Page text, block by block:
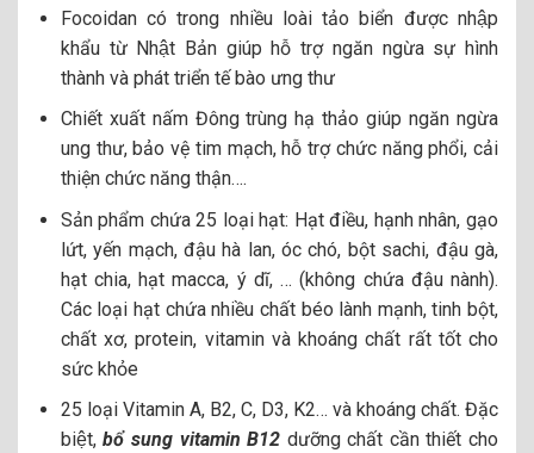
Focoidan có trong nhiều loài tảo biển được nhập
khẩu từ Nhật Bản giúp hỗ trợ ngăn ngừa sự hình
thành và phát triển tế bào ưng thư
Chiết xuất nấm Đông trùng hạ thảo giúp ngăn ngừa
ung thư, bảo vệ tim mạch, hỗ trợ chức năng phổi, cải
thiện chức năng thận….
Sản phẩm chứa 25 loại hạt: Hạt điều, hạnh nhân, gạo
lứt, yến mạch, đậu hà lan, óc chó, bột sachi, đậu gà,
hạt chia, hạt macca, ý dĩ, … (không chứa đậu nành).
Các loại hạt chứa nhiều chất béo lành mạnh, tinh bột,
chất xơ, protein, vitamin và khoáng chất rất tốt cho
sức khỏe
25 loại Vitamin A, B2, C, D3, K2… và khoáng chất. Đặc
biệt,bổ sung vitamin B12 dưỡng chất cần thiết cho